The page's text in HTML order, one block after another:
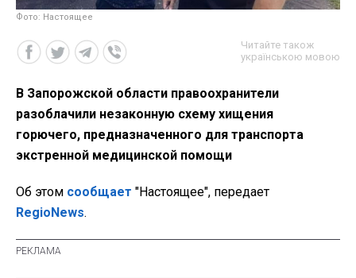
Фото: Настоящее
Читайте також
українською мовою
В Запорожской области правоохранители
разоблачили незаконную схему хищения
горючего, предназначенного для транспорта
экстренной медицинской помощи
Об этом сообщает "Настоящее", передает
RegioNews.